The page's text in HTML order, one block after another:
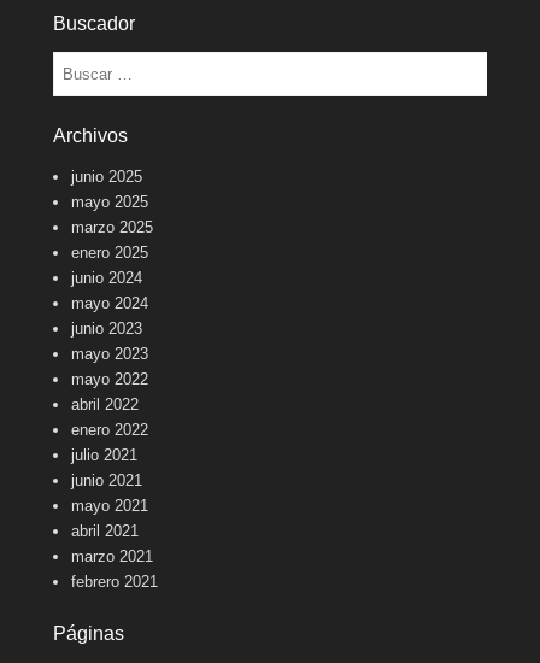
Buscador
Buscar
Archivos
junio 2025
mayo 2025
marzo 2025
enero 2025
junio 2024
mayo 2024
junio 2023
mayo 2023
mayo 2022
abril 2022
enero 2022
julio 2021
junio 2021
mayo 2021
abril 2021
marzo 2021
febrero 2021
Páginas